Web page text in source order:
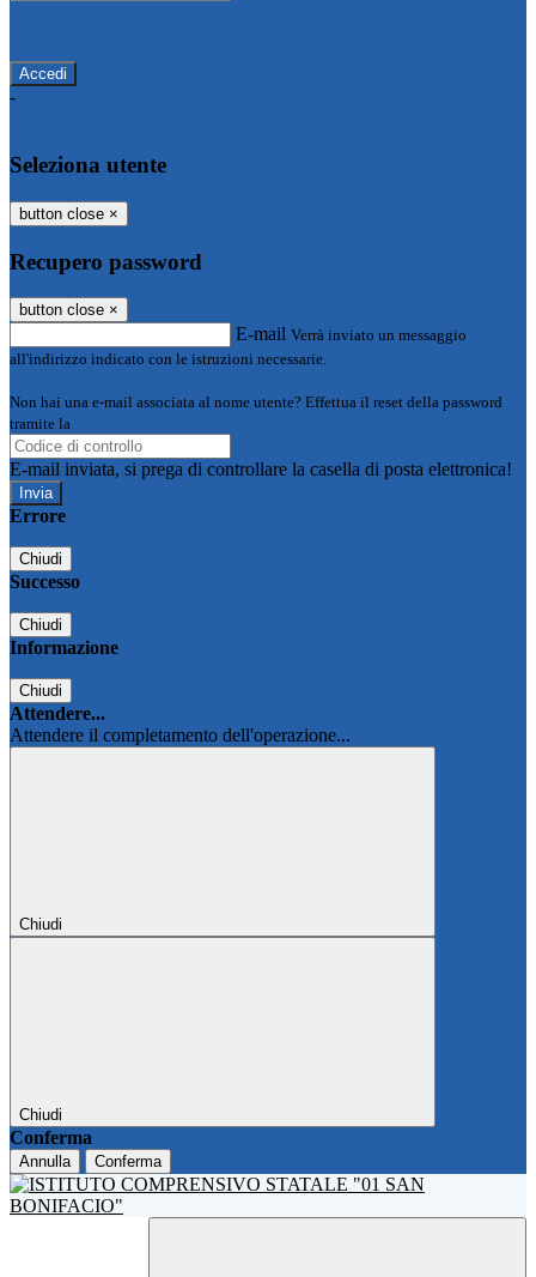
-
Seleziona utente
button close ×
Recupero password
button close ×
E-mail Verrà inviato un messaggio
all'indirizzo indicato con le istruzioni necessarie.
Non hai una e-mail associata al nome utente? Effettua il reset della password
tramite la
E-mail inviata, si prega di controllare la casella di posta elettronica!
Errore
Chiudi
Successo
Chiudi
Informazione
Chiudi
Attendere...
Attendere il completamento dell'operazione...
Chiudi
Chiudi
Conferma
Annulla Conferma